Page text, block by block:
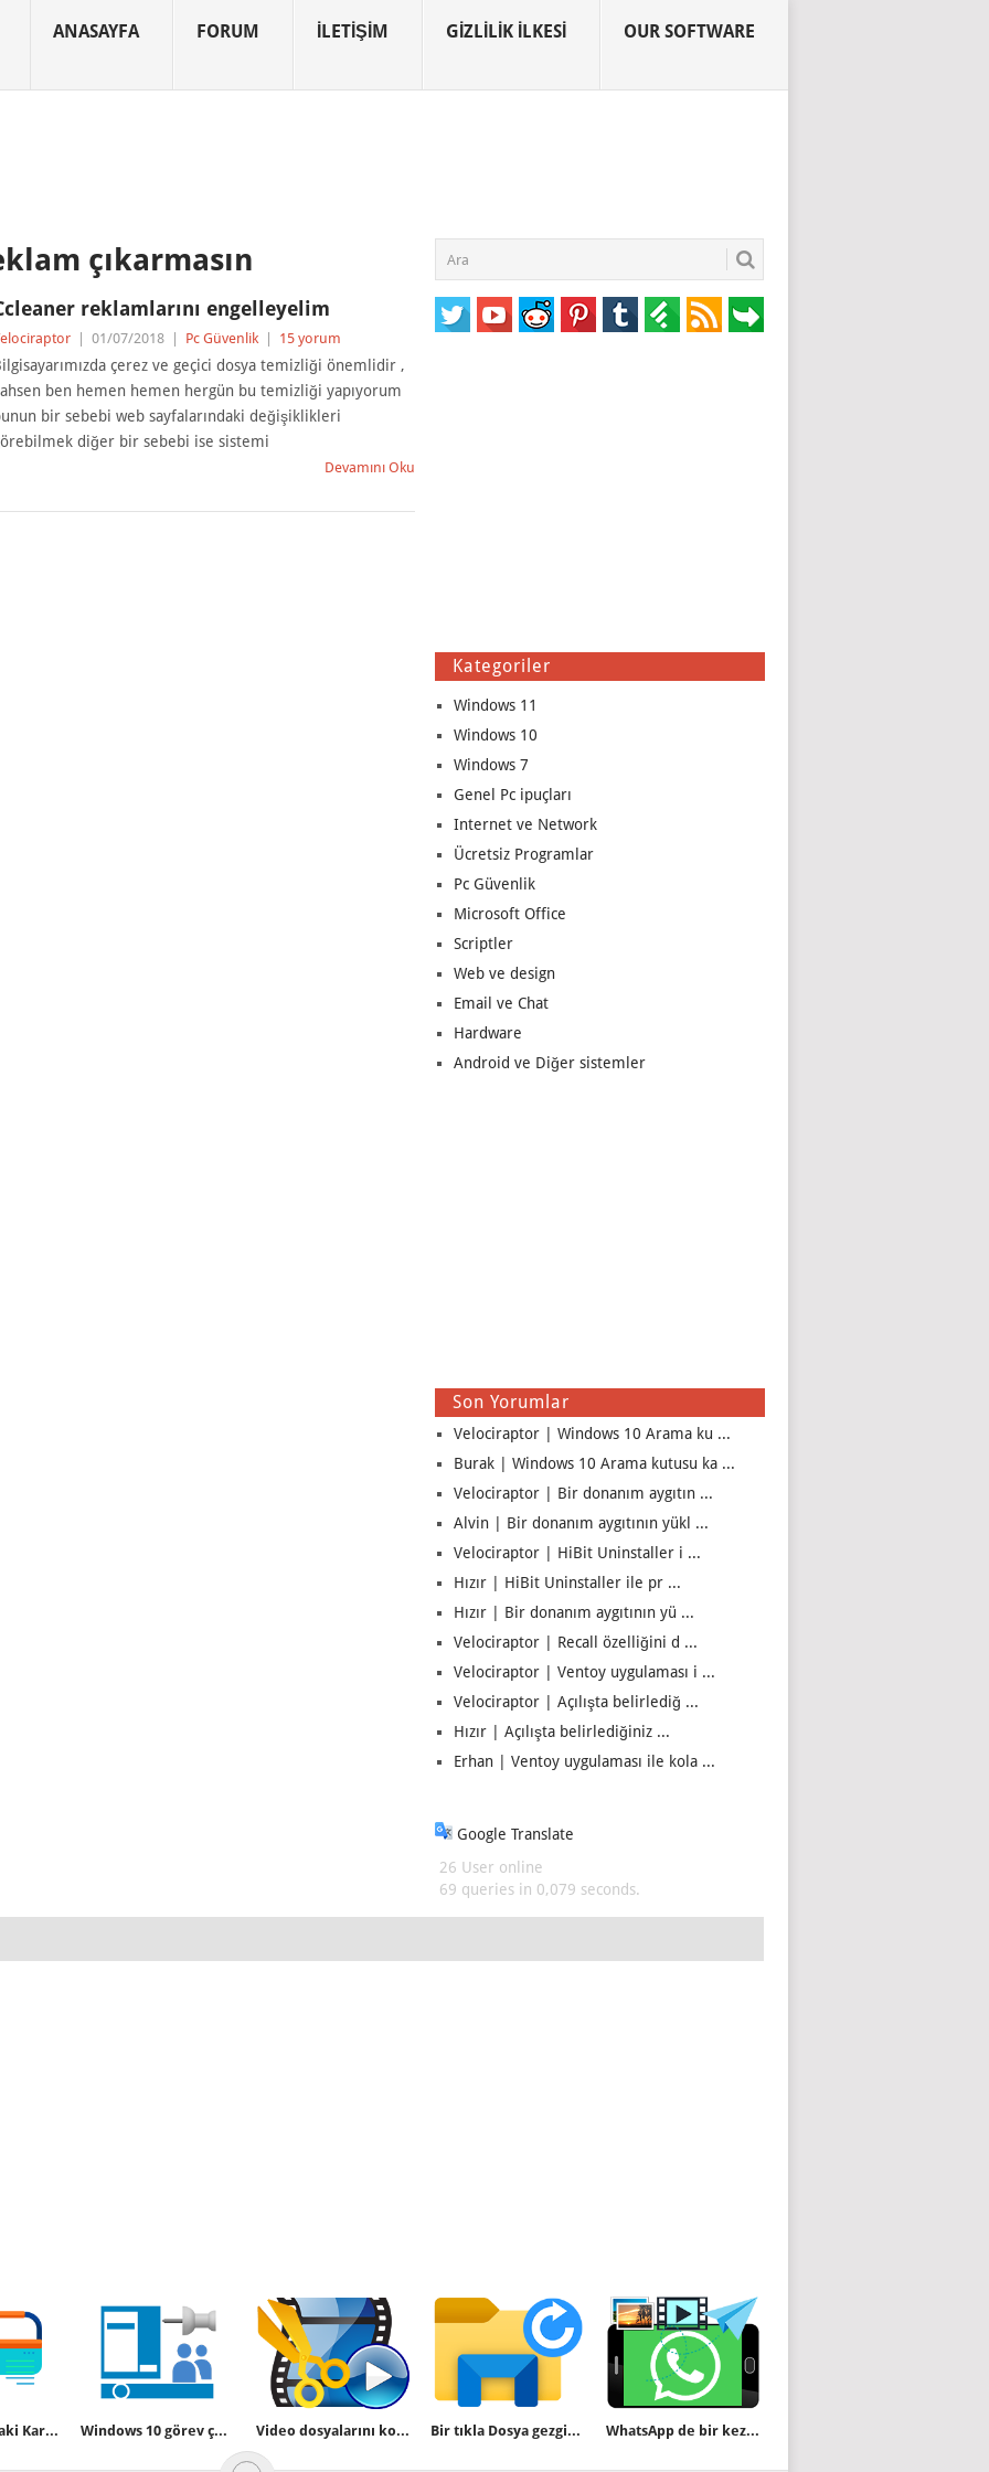
ANASAYFA FORUM İLETIŞIM GIZLILIK İLKESI OUR SOFTWARE
çıkarmasın
reklamlarını engelleyelim
01/07/2018 Pc Güvenlik 15 yorum
çerez ve geçici dosya temizliği önemlidir ,
ben hemen hemen hergün bu temizliği yapıyorum
bir sebebi web sayfalarındaki değişiklikleri
diğer bir sebebi ise sistemi
Devamını Oku
Kategoriler
Windows 11
Windows 10
Windows 7
Genel Pc ipuçları
Internet ve Network
Ücretsiz Programlar
Pc Güvenlik
Microsoft Office
Scriptler
Web ve design
Email ve Chat
Hardware
Android ve Diğer sistemler
Son Yorumlar
Velociraptor | Windows 10 Arama ku ...
Burak | Windows 10 Arama kutusu ka ...
Velociraptor | Bir donanım aygıtın ...
Alvin | Bir donanım aygıtının yükl ...
Velociraptor | HiBit Uninstaller i ...
Hızır | HiBit Uninstaller ile pr ...
Hızır | Bir donanım aygıtının yü ...
Velociraptor | Recall özelliğini d ...
Velociraptor | Ventoy uygulaması i ...
Velociraptor | Açılışta belirlediğ ...
Hızır | Açılışta belirlediğiniz ...
Erhan | Ventoy uygulaması ile kola ...
Google Translate
26 User online
69 queries in 0,079 seconds.
Windows 10 daki Karma gerçekliği kaldıralım Windows 10 görev çubuğuna üçten fazla kişi ekleyelim Video dosyalarını kolayca bölelim - birleştirelim Bir tıkla Dosya gezginini yeniden başlatın WhatsApp de bir kez görüntüle özelliği nasıl kullanılır